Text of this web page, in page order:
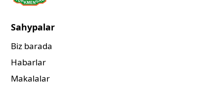
Sahypalar
Biz barada
Habarlar
Makalalar